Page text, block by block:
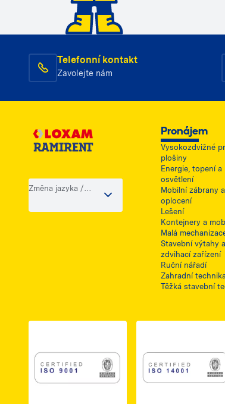
Telefonní kontakt
Zavolejte nám
Změna jazyka /
Pronájem
Vysokozdvižné
plošiny
Energie, topení a
osvětlení
Mobilní zábrany a
oplocení
Lešení
Kontejnery a
Malá
Stavební výtahy a
zdvihací zařízení
Ruční nářadí
Zahradní
Těžká stavební
Link do dokumentu PDF zLink do